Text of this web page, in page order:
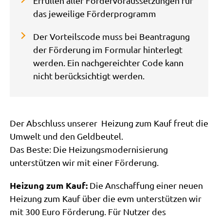
das jeweilige Förderprogramm
Der Vorteilscode muss bei Beantragung
der Förderung im Formular hinterlegt
werden. Ein nachgereichter Code kann
nicht berücksichtigt werden.
Der Abschluss unserer Heizung zum Kauf freut die
Umwelt und den Geldbeutel.
Das Beste: Die Heizungsmodernisierung
unterstützen wir mit einer Förderung.
Heizung zum Kauf: Die Anschaffung einer neuen
Heizung zum Kauf über die evm unterstützen wir
mit 300 Euro Förderung. Für Nutzer des